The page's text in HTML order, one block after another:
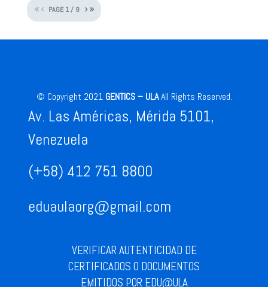
«‹ ›»
PAGE1/ 9
© Copyright 2021 GENTICS – ULAAll Rights Reserved.
Av. Las Américas, Mérida 5101,
Venezuela
(+58) 412 751 8800
eduaulaorg@gmail.com
VERIFICAR AUTENTICIDAD DE
CERTIFICADOS O DOCUMENTOS
EMITIDOS POR EDU@ULA